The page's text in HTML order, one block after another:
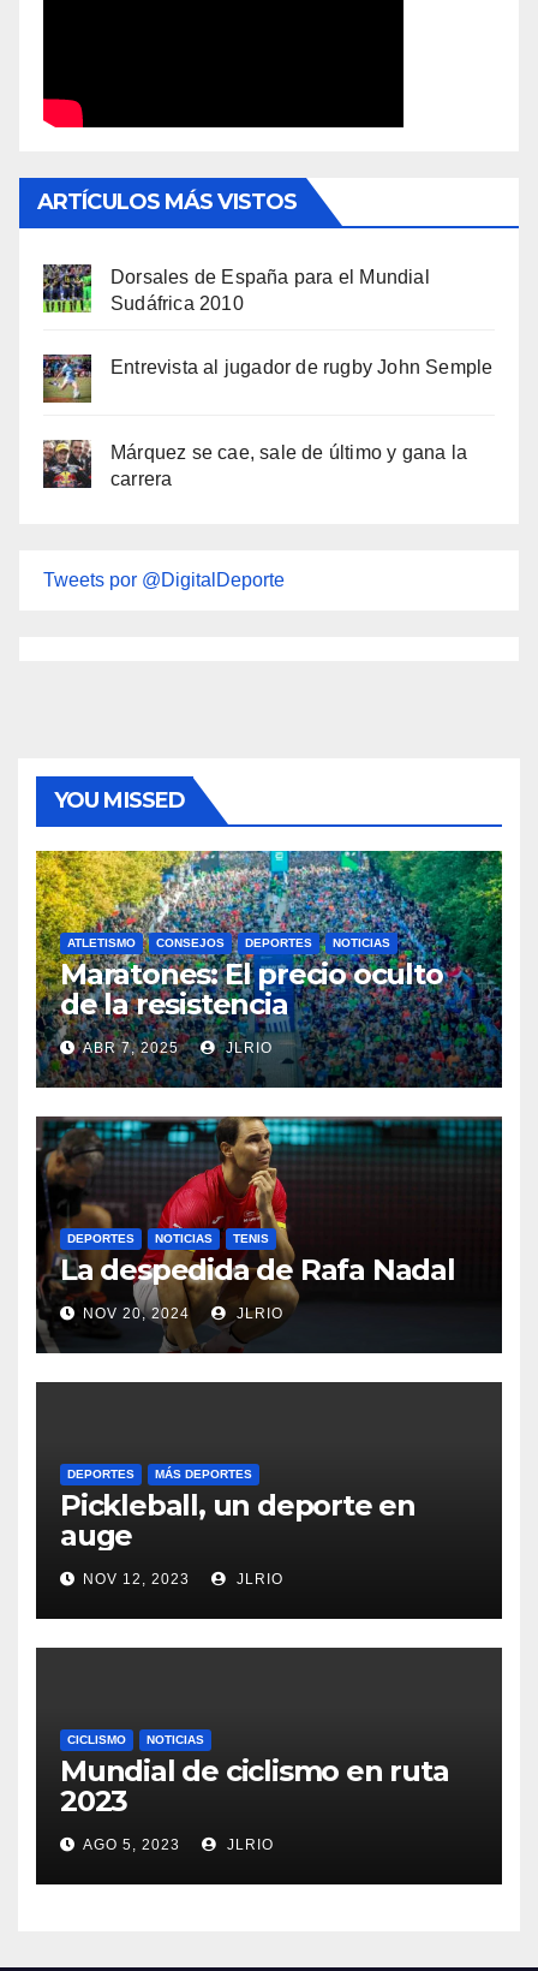
ARTÍCULOS MÁS VISTOS
Dorsales de España para el Mundial
Sudáfrica 2010
Entrevista al jugador de rugby John Semple
Márquez se cae, sale de último y gana la
carrera
Tweets por @DigitalDeporte
YOU MISSED
ATLETISMO CONSEJOS DEPORTES NOTICIAS
Maratones: El precio oculto
de la resistencia
ABR 7, 2025 JLRIO
DEPORTES NOTICIAS TENIS
La despedida de Rafa Nadal
NOV 20, 2024 JLRIO
DEPORTES MÁS DEPORTES
Pickleball, un deporte en
auge
NOV 12, 2023 JLRIO
CICLISMO NOTICIAS
Mundial de ciclismo en ruta
2023
AGO 5, 2023 JLRIO